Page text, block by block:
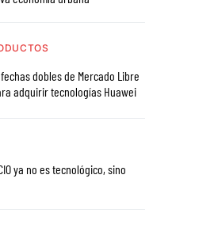
dobles de Mercado Libre
adquirir tecnologías Huawei
ya no es tecnológico, sino